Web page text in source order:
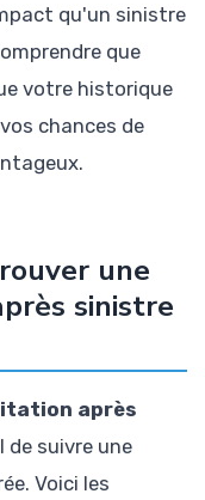
qu'un sinistre
que
votre historique
chances de
une
sinistre
après
de suivre une
Voici les